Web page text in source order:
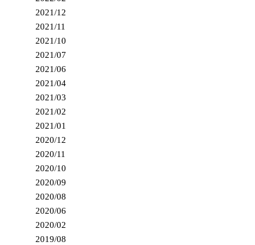
2021/12
2021/11
2021/10
2021/07
2021/06
2021/04
2021/03
2021/02
2021/01
2020/12
2020/11
2020/10
2020/09
2020/08
2020/06
2020/02
2019/08